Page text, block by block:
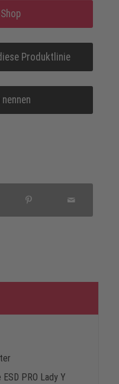
Produktlinie
PRO Lady Y